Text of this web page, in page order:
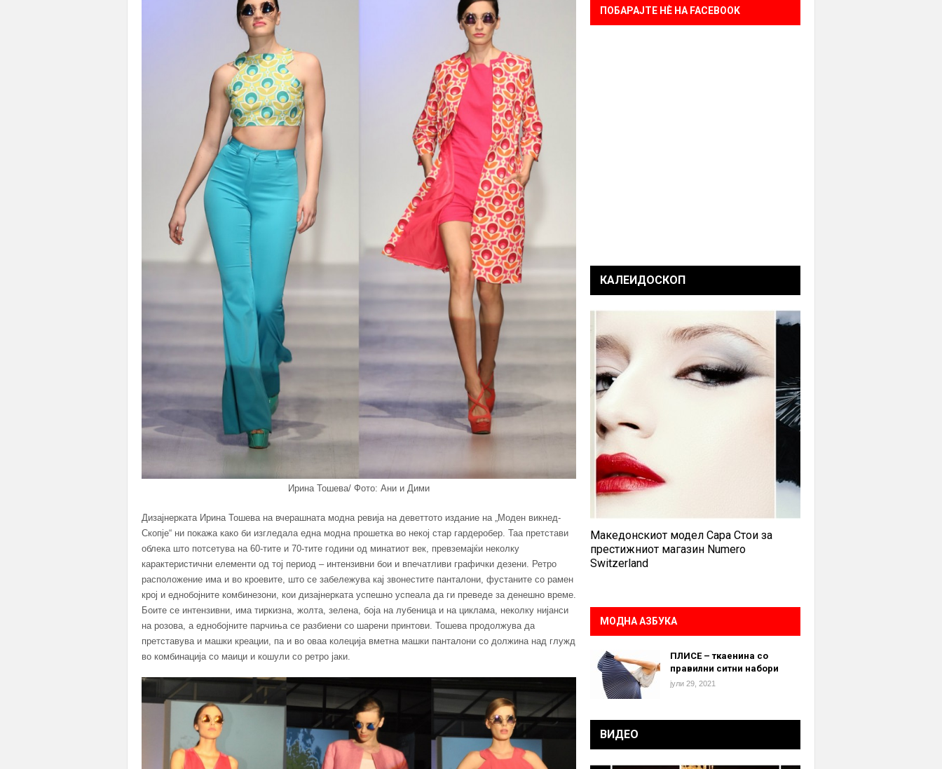
Ирина Тошева/ Фото: Ани и Дими
Дизајнерката Ирина Тошева на вчерашната модна ревија на деветтото издание на „Моден викнед-
Скопје“ ни покажа како би изгледала една модна прошетка во некој стар гардеробер. Таа претстави
облека што потсетува на 60-тите и 70-тите години од минатиот век, превземајќи неколку
карактеристични елементи од тој период – интензивни бои и впечатливи графички дезени. Ретро
расположение има и во кроевите, што се забележува кај звонестите панталони, фустаните со рамен
крој и еднобојните комбинезони, кои дизајнерката успешно успеала да ги преведе за денешно време.
Боите се интензивни, има тиркизна, жолта, зелена, боја на лубеница и на циклама, неколку нијанси
на розова, а еднобојните парчиња се разбиени со шарени принтови. Тошева продолжува да
претставува и машки креации, па и во оваа колеција вметна машки панталони со должина над глужд
во комбинација со маици и кошули со ретро јаки.
ПОБАРАЈТЕ НÈ НА FACEBOOK
КАЛЕИДОСКОП
Македонскиот модел Сара Стои за
престижниот магазин Numero
Switzerland
МОДНА АЗБУКА
ПЛИСЕ – ткаенина со
правилни ситни набори
јули 29, 2021
ВИДЕО